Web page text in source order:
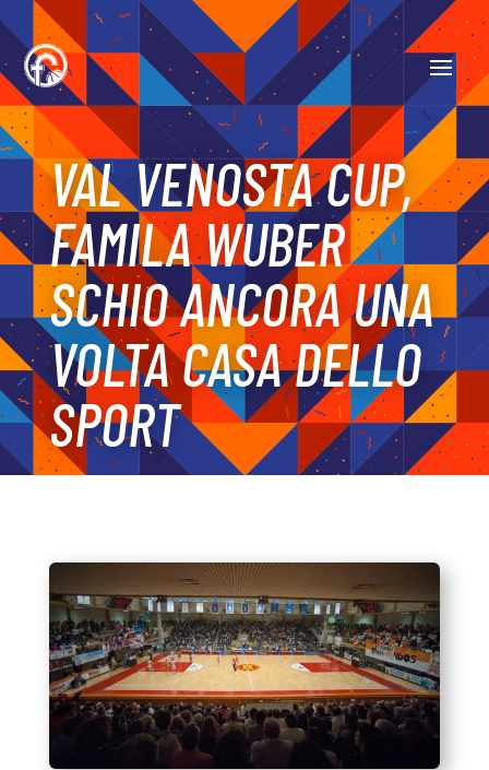
VAL VENOSTA CUP,
FAMILA WUBER
SCHIO ANCORA UNA
VOLTA CASA DELLO
SPORT